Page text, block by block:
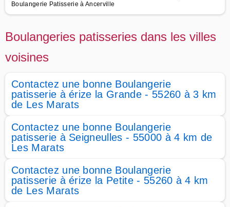
Boulangerie Patisserie à Ancerville
Boulangeries patisseries dans les villes
voisines
Contactez une bonne Boulangerie
patisserie à érize la Grande - 55260 à 3 km
de Les Marats
Contactez une bonne Boulangerie
patisserie à Seigneulles - 55000 à 4 km de
Les Marats
Contactez une bonne Boulangerie
patisserie à érize la Petite - 55260 à 4 km
de Les Marats